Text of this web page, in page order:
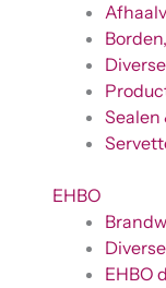
Sealen
EHBO
EHBO